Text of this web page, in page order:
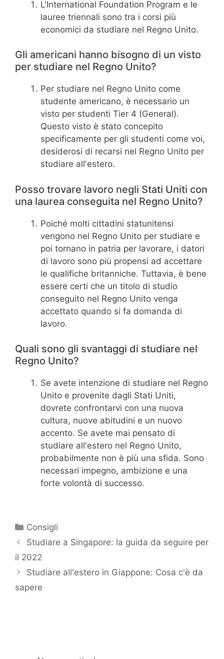
L'International Foundation Program e le
lauree triennali sono tra i corsi più
economici da studiare nel Regno Unito.
Gli americani hanno bisogno di un visto
per studiare nel Regno Unito?
Per studiare nel Regno Unito come
studente americano, è necessario un
visto per studenti Tier 4 (General).
Questo visto è stato concepito
specificamente per gli studenti come voi,
desiderosi di recarsi nel Regno Unito per
studiare all'estero.
Posso trovare lavoro negli Stati Uniti con
una laurea conseguita nel Regno Unito?
Poiché molti cittadini statunitensi
vengono nel Regno Unito per studiare e
poi tornano in patria per lavorare, i datori
di lavoro sono più propensi ad accettare
le qualifiche britanniche. Tuttavia, è bene
essere certi che un titolo di studio
conseguito nel Regno Unito venga
accettato quando si fa domanda di
lavoro.
Quali sono gli svantaggi di studiare nel
Regno Unito?
Se avete intenzione di studiare nel Regno
Unito e provenite dagli Stati Uniti,
dovrete confrontarvi con una nuova
cultura, nuove abitudini e un nuovo
accento. Se avete mai pensato di
studiare all'estero nel Regno Unito,
probabilmente non è più una sfida. Sono
necessari impegno, ambizione e una
forte volontà di successo.
Categorie
Consigli
Studiare a Singapore: la guida da seguire per
il 2022
Studiare all'estero in Giappone: Cosa c'è da
sapere